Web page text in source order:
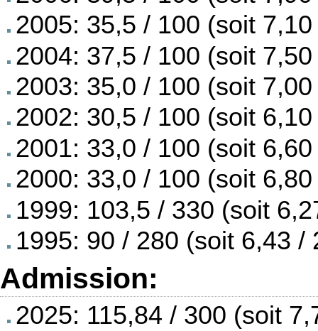
2005: 35,5 / 100 (soit
2004: 37,5 / 100 (soit
2003: 35,0 / 100 (soit
2002: 30,5 / 100 (soit
2001: 33,0 / 100 (soit
2000: 33,0 / 100 (soit
1999: 103,5 / 330 (soit
1995: 90 / 280 (soit 6,43 /
Admission:
2025: 115,84 / 300 (soit